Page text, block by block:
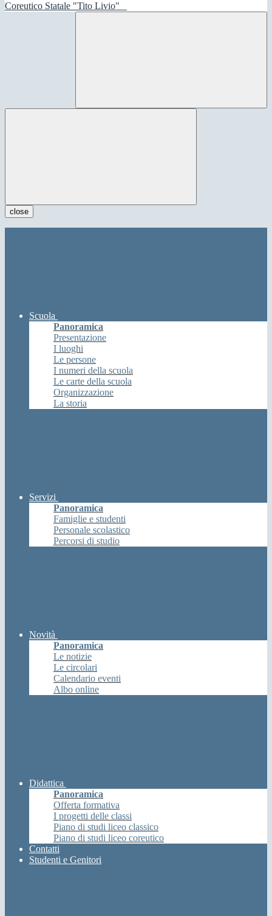
Coreutico Statale "Tito Livio"
close
Scuola
Panoramica
Presentazione
I luoghi
Le persone
I numeri della scuola
Le carte della scuola
Organizzazione
La storia
Servizi
Panoramica
Famiglie e studenti
Personale scolastico
Percorsi di studio
Novità
Panoramica
Le notizie
Le circolari
Calendario eventi
Albo online
Didattica
Panoramica
Offerta formativa
I progetti delle classi
Piano di studi liceo classico
Piano di studi liceo coreutico
Contatti
Studenti e Genitori